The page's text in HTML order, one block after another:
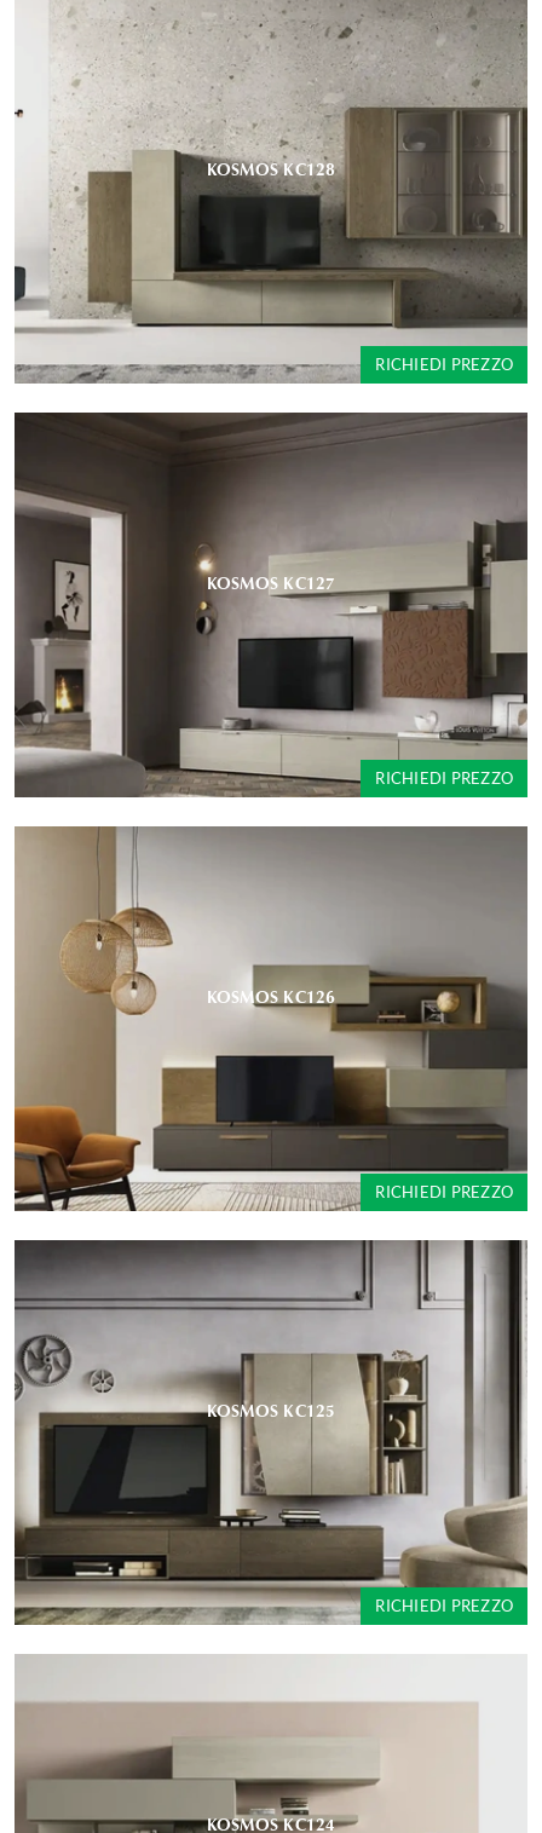
KOSMOS KC128
RICHIEDI PREZZO
KOSMOS KC127
RICHIEDI PREZZO
KOSMOS KC126
RICHIEDI PREZZO
KOSMOS KC125
RICHIEDI PREZZO
KOSMOS KC124